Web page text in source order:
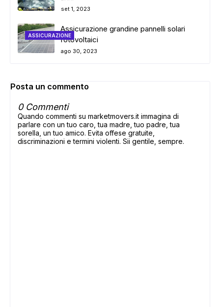
set 1, 2023
ASSICURAZIONE
Assicurazione grandine pannelli solari
fotovoltaici
ago 30, 2023
Posta un commento
0 Commenti
Quando commenti su marketmovers.it immagina di
parlare con un tuo caro, tua madre, tuo padre, tua
sorella, un tuo amico. Evita offese gratuite,
discriminazioni e termini violenti. Sii gentile, sempre.